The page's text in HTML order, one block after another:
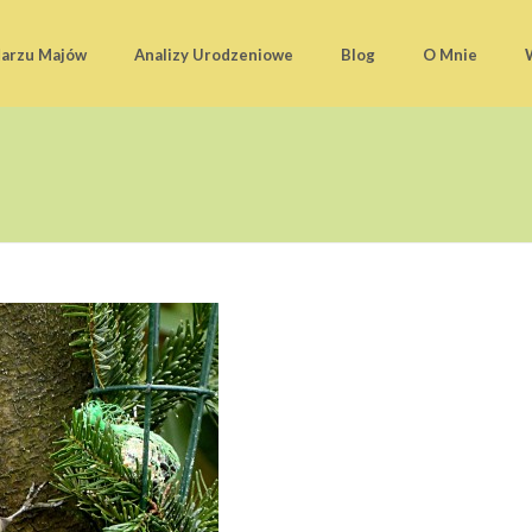
Majów Analizy Urodzeniowe Blog O Mnie